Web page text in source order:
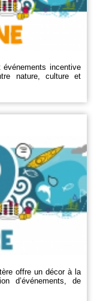
incentive
nature, culture et
offre un décor à la
d’événements, de